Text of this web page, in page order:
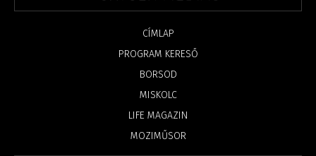
CÍMLAP
PROGRAM KERESŐ
BORSOD
MISKOLC
LIFE MAGAZIN
MOZIMŰSOR